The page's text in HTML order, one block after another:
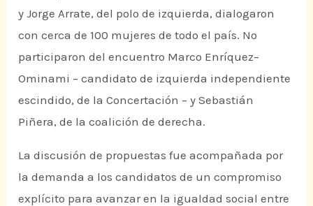
y Jorge Arrate, del polo de izquierda, dialogaron
con cerca de 100 mujeres de todo el país. No
participaron del encuentro Marco Enríquez–
Ominami – candidato de izquierda independiente
escindido, de la Concertación – y Sebastián
Piñera, de la coalición de derecha.
La discusión de propuestas fue acompañada por
la demanda a los candidatos de un compromiso
explícito para avanzar en la igualdad social entre